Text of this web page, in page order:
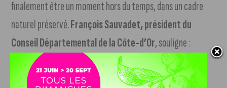
finalement être un moment hors du temps, dans un cadre
naturel préservé.François Sauvadet, président du
Conseil Départemental de la Côte-d’Or, souligne :
L’hippodrome de Vitteaux est l’un des rares en France à
profiter d’un lieu aussi exceptionnel, au cœur de l’Auxois ».